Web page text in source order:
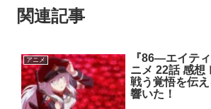
関連記事
アニメ
『86―エイテ
ニメ 22話 感想
戦う覚悟を伝
響いた！